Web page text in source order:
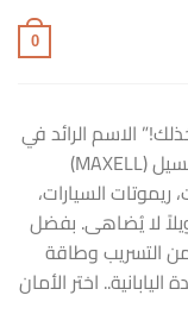
0
الاسم الرائد في
عالم الطاقة الدقيقة بين يديك! بطاريات ماكسيل (MAXELL)
السيارات،
لا يُضاهى. بفضل
التسريب وطاقة
اختر الأمان